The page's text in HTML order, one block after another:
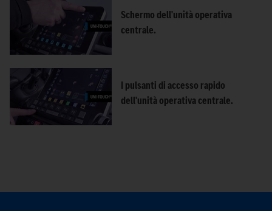
Schermo dell'unità operativa
centrale.
I pulsanti di accesso rapido
dell'unità operativa centrale.